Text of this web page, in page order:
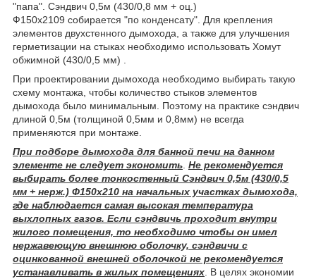
"папа". Сэндвич 0,5м (430/0,8 мм + оц.)
Ф150х2109 собирается "по конденсату". Для крепления
элементов двухстенного дымохода, а также для улучшения
герметизации на стыках необходимо использовать Хомут
обжимной (430/0,5 мм) .
При проектировании дымохода необходимо выбирать такую
схему монтажа, чтобы количество стыков элементов
дымохода было минимальным. Поэтому на практике сэндвич
длиной 0,5м (толщиной 0,5мм и 0,8мм) не всегда
применяются при монтаже.
При подборе дымохода для банной печи на данном
элементе не следует экономить Не рекомендуется
выбирать более тонкостенный Сэндвич 0,5м (430/0,5
мм + нерж.) Ф150х210 на начальных участках дымохода,
где наблюдается самая высокая температура
выхлопных газов. Если сэндвичь проходит внутри
жилого помещения, то необходимо чтобы он имел
нержавеющую внешнюю оболочку, сэндвичи с
оцинкованной внешней оболочкой не рекомендуется
устанавливать в жилых помещениях . В целях экономии